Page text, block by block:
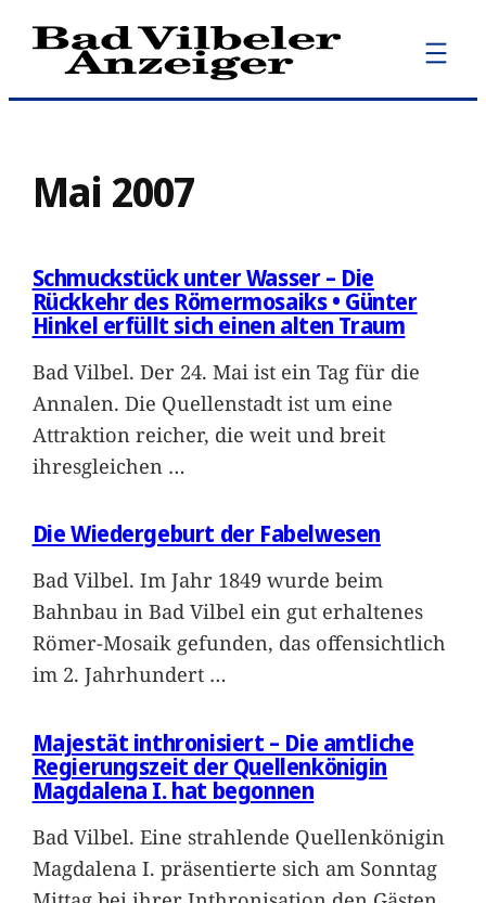
Zum
Inhalt
Mai 2007
Schmuckstück unter Wasser – Die
Rückkehr des Römermosaiks • Günter
Hinkel erfüllt sich einen alten Traum
Bad Vilbel. Der 24. Mai ist ein Tag für die
Annalen. Die Quellenstadt ist um eine
Attraktion reicher, die weit und breit
ihresgleichen …
Die Wiedergeburt der Fabelwesen
Bad Vilbel. Im Jahr 1849 wurde beim
Bahnbau in Bad Vilbel ein gut erhaltenes
Römer-Mosaik gefunden, das offensichtlich
im 2. Jahrhundert …
Majestät inthronisiert – Die amtliche
Regierungszeit der Quellenkönigin
Magdalena I. hat begonnen
Bad Vilbel. Eine strahlende Quellenkönigin
Magdalena I. präsentierte sich am Sonntag